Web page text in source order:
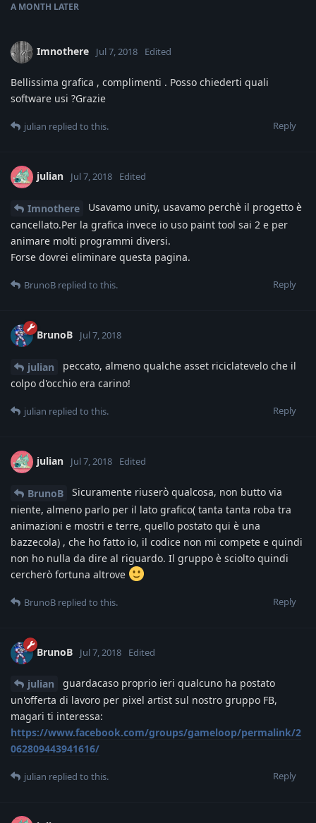
A MONTH LATER
Imnothere Jul 7, 2018 Edited
Bellissima grafica , complimenti . Posso chiederti quali
software usi ?Grazie
Reply
julian replied to this.
julian Jul 7, 2018 Edited
Imnothere
Usavamo unity, usavamo perchè il progetto è
cancellato.Per la grafica invece io uso paint tool sai 2 e per
animare molti programmi diversi.
Forse dovrei eliminare questa pagina.
Reply
BrunoB replied to this.
BrunoB Jul 7, 2018
julian
peccato, almeno qualche asset riciclatevelo che il
colpo d'occhio era carino!
Reply
julian replied to this.
julian Jul 7, 2018 Edited
BrunoB
Sicuramente riuserò qualcosa, non butto via
niente, almeno parlo per il lato grafico( tanta tanta roba tra
animazioni e mostri e terre, quello postato qui è una
bazzecola) , che ho fatto io, il codice non mi compete e quindi
non ho nulla da dire al riguardo. Il gruppo è sciolto quindi
cercherò fortuna altrove
Reply
BrunoB replied to this.
BrunoB Jul 7, 2018 Edited
julian
guardacaso proprio ieri qualcuno ha postato
un'offerta di lavoro per pixel artist sul nostro gruppo FB,
magari ti interessa:
https://www.facebook.com/groups/gameloop/permalink/2
062809443941616/
Reply
julian replied to this.